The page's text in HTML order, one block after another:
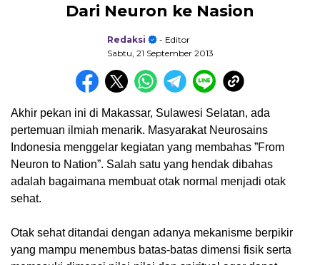
Dari Neuron ke Nasion
Redaksi
- Editor
Sabtu, 21 September 2013
Akhir pekan ini di Makassar, Sulawesi Selatan, ada
pertemuan ilmiah menarik. Masyarakat Neurosains
Indonesia menggelar kegiatan yang membahas ”From
Neuron to Nation”. Salah satu yang hendak dibahas
adalah bagaimana membuat otak normal menjadi otak
sehat.
Otak sehat ditandai dengan adanya mekanisme berpikir
yang mampu menembus batas-batas dimensi fisik serta